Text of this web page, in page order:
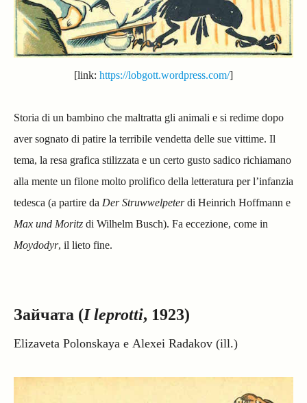
[link: https://lobgott.wordpress.com/]
Storia di un bambino che maltratta gli animali e si redime dopo
aver sognato di patire la terribile vendetta delle sue vittime. Il
tema, la resa grafica stilizzata e un certo gusto sadico richiamano
alla mente un filone molto prolifico della letteratura per l’infanzia
tedesca (a partire da Der Struwwelpeterdi Heinrich Hoffmann e
Max und Moritz di Wilhelm Busch). Fa eccezione, come in
Moydodyr, il lieto fine.
Зайчата (I leprotti, 1923)
Elizaveta Polonskaya e Alexei Radakov (ill.)